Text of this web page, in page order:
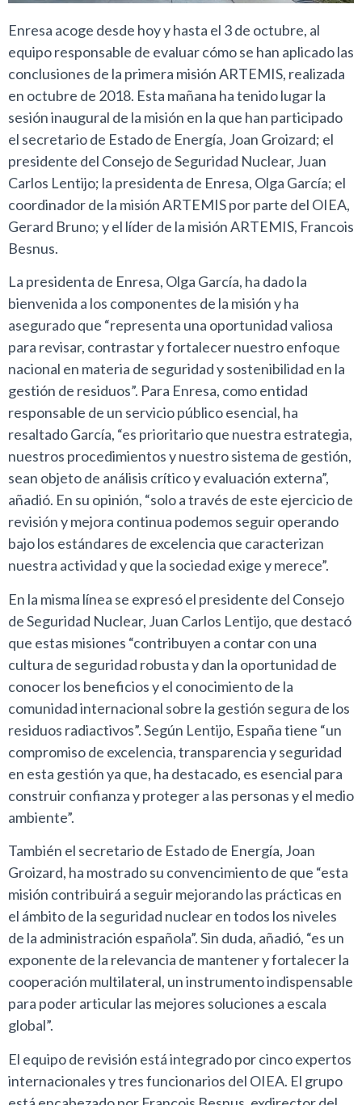
Enresa acoge desde hoy y hasta el 3 de octubre, al
equipo responsable de evaluar cómo se han aplicado las
conclusiones de la primera misión ARTEMIS, realizada
en octubre de 2018. Esta mañana ha tenido lugar la
sesión inaugural de la misión en la que han participado
el secretario de Estado de Energía, Joan Groizard; el
presidente del Consejo de Seguridad Nuclear, Juan
Carlos Lentijo; la presidenta de Enresa, Olga García; el
coordinador de la misión ARTEMIS por parte del OIEA,
Gerard Bruno; y el líder de la misión ARTEMIS, Francois
Besnus.
La presidenta de Enresa, Olga García, ha dado la
bienvenida a los componentes de la misión y ha
asegurado que “representa una oportunidad valiosa
para revisar, contrastar y fortalecer nuestro enfoque
nacional en materia de seguridad y sostenibilidad en la
gestión de residuos”. Para Enresa, como entidad
responsable de un servicio público esencial, ha
resaltado García, “es prioritario que nuestra estrategia,
nuestros procedimientos y nuestro sistema de gestión,
sean objeto de análisis crítico y evaluación externa”,
añadió. En su opinión, “solo a través de este ejercicio de
revisión y mejora continua podemos seguir operando
bajo los estándares de excelencia que caracterizan
nuestra actividad y que la sociedad exige y merece”.
En la misma línea se expresó el presidente del Consejo
de Seguridad Nuclear, Juan Carlos Lentijo, que destacó
que estas misiones “contribuyen a contar con una
cultura de seguridad robusta y dan la oportunidad de
conocer los beneficios y el conocimiento de la
comunidad internacional sobre la gestión segura de los
residuos radiactivos”. Según Lentijo, España tiene “un
compromiso de excelencia, transparencia y seguridad
en esta gestión ya que, ha destacado, es esencial para
construir confianza y proteger a las personas y el medio
ambiente”.
También el secretario de Estado de Energía, Joan
Groizard, ha mostrado su convencimiento de que “esta
misión contribuirá a seguir mejorando las prácticas en
el ámbito de la seguridad nuclear en todos los niveles
de la administración española”. Sin duda, añadió, “es un
exponente de la relevancia de mantener y fortalecer la
cooperación multilateral, un instrumento indispensable
para poder articular las mejores soluciones a escala
global”.
El equipo de revisión está integrado por cinco expertos
internacionales y tres funcionarios del OIEA. El grupo